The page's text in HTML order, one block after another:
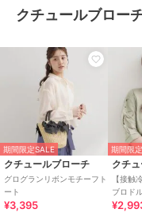
素材
表地
エス
商
特徴
バ
ポ
（幅
タ
ュア
出張
トー
クチュールブロー
期間限定SALE
クチュールブローチ
グログランリボンモチーフト
ート
¥3,395
期間限
クチ
【接触
ブロド